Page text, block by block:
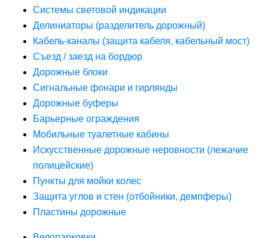
Системы световой индикации
Делиниаторы (разделитель дорожный)
Кабель-каналы (защита кабеля, кабельный мост)
Съезд / заезд на бордюр
Дорожные блоки
Сигнальные фонари и гирлянды
Дорожные буферы
Барьерные ограждения
Мобильные туалетные кабины
Искусственные дорожные неровности (лежачие
полицейские)
Пункты для мойки колес
Защита углов и стен (отбойники, демпферы)
Пластины дорожные